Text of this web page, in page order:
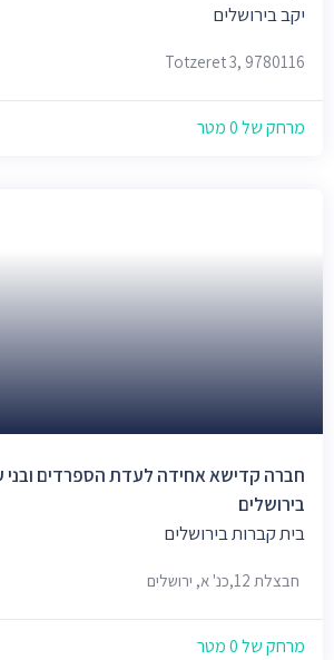
יקב בירושלים
Totzeret 3, 9780116
מרחק של 0 מטר
חברה קדישא אחידה לעדת הספרדים ובני
בירושלים
בית קברות בירושלים
חבצלת 12,כנ' א, ירושלים
מרחק של 0 מטר